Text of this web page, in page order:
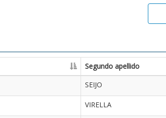
Segundo apellido
SEIJO
VIRELLA